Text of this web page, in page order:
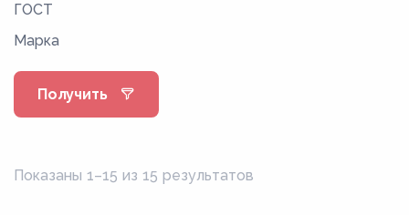
ГОСТ
Марка
Получить
Показаны 1–15 из 15 результатов